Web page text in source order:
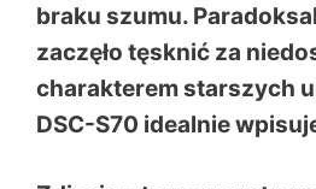
braku szumu.
zaczęło tęsknić za
charakterem starszych
DSC-S70 idealnie